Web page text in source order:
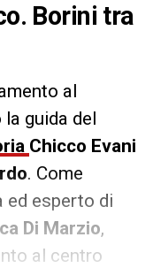
Borini tra
al
guida del
Chicco Evani
. Come
ed esperto di
Di Marzio,
al centro